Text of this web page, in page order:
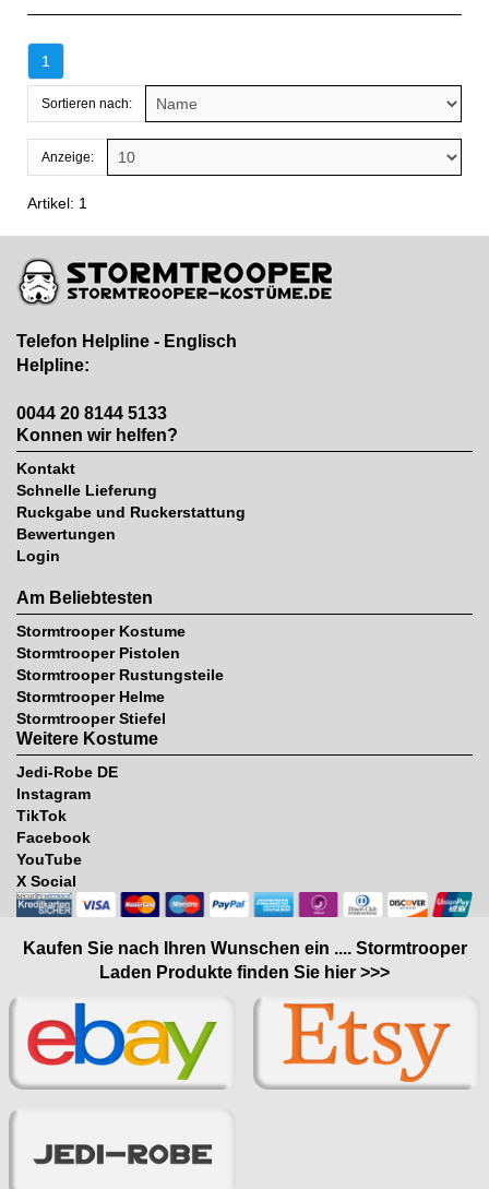
1
Sortieren nach:
Anzeige:
Artikel: 1
Telefon Helpline - Englisch
Helpline:
0044 20 8144 5133
Konnen wir helfen?
Kontakt
Schnelle Lieferung
Ruckgabe und Ruckerstattung
Bewertungen
Login
Am Beliebtesten
Stormtrooper Kostume
Stormtrooper Pistolen
Stormtrooper Rustungsteile
Stormtrooper Helme
Stormtrooper Stiefel
Weitere Kostume
Jedi-Robe DE
Instagram
TikTok
Facebook
YouTube
X Social
Kaufen Sie nach Ihren Wunschen ein .... Stormtrooper
Laden Produkte finden Sie hier >>>